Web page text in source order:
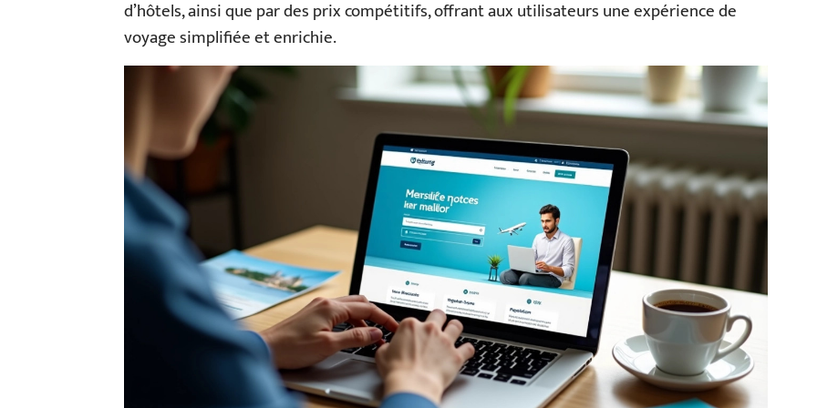
d’hôtels, ainsi que par des prix compétitifs, offrant aux utilisateurs une expérience de
voyage simplifiée et enrichie.